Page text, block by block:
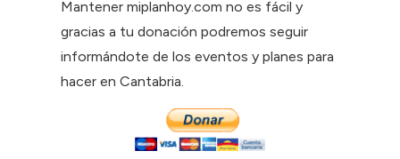
Mantener miplanhoy.com no es fácil y
gracias a tu donación podremos seguir
informándote de los eventos y planes para
hacer en Cantabria.